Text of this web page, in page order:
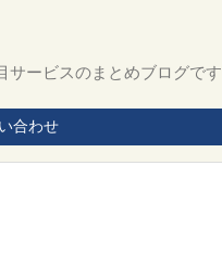
サービスのまとめブログです
合わせ